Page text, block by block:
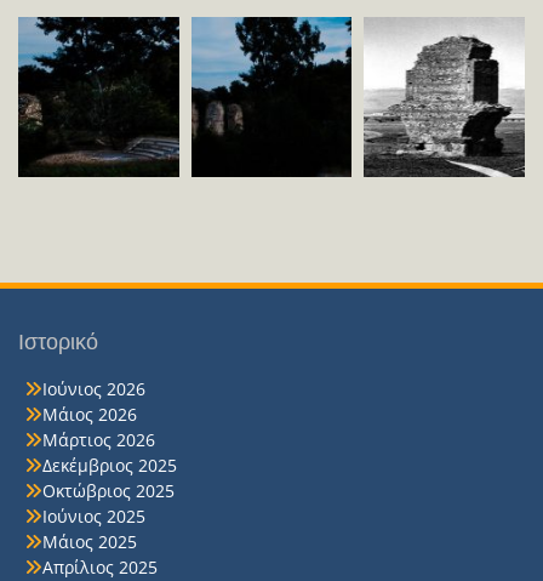
Ιστορικό
Ιούνιος 2026
Μάιος 2026
Μάρτιος 2026
Δεκέμβριος 2025
Οκτώβριος 2025
Ιούνιος 2025
Μάιος 2025
Απρίλιος 2025